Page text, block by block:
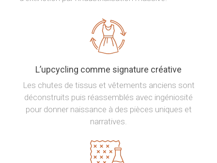
L’upcycling comme signature créative
Les chutes de tissus et vêtements anciens sont
déconstruits puis réassemblés avec ingéniosité
pour donner naissance à des pièces uniques et
narratives.